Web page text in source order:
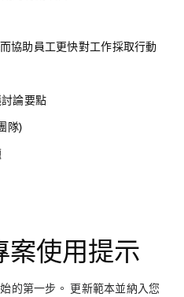
而協助員工更快對工作採取行動
論要點
隊)
案使用提示
的第一步。 更新範本並納入您